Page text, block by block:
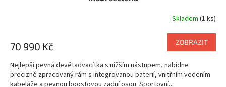
R
M
A
Skladem (1 ks)
70 990 Kč ZOBRAZIT
Nejlepší pevná devětadvacítka s nižším nástupem, nabídne
precizně zpracovaný rám s integrovanou baterií, vnitřním vedením
kabeláže a pevnou boostovou zadní osou. Sportovní...